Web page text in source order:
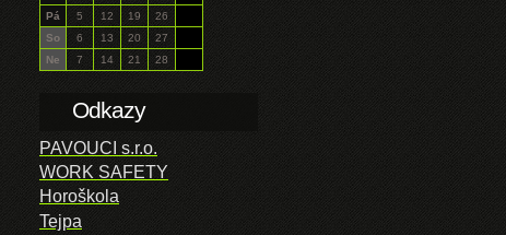
Pá
5 12 19
26
So
6 13 20
27
Ne
7 14 21 28
Odkazy
PAVOUCI s.r.o.
WORK SAFETY
Horoškola
Tejpa